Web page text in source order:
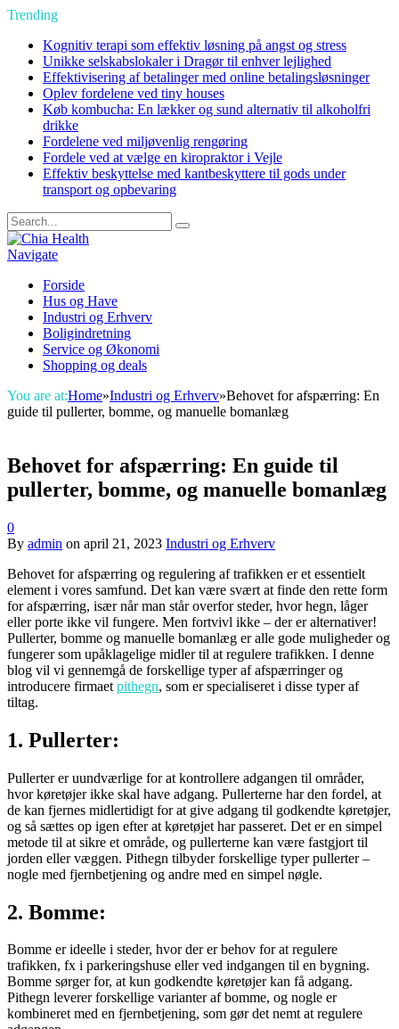
Trending
Kognitiv terapi som effektiv løsning på angst og stress
Unikke selskabslokaler i Dragør til enhver lejlighed
Effektivisering af betalinger med online betalingsløsninger
Oplev fordelene ved tiny houses
Køb kombucha: En lækker og sund alternativ til alkoholfri
drikke
Fordelene ved miljøvenlig rengøring
Fordele ved at vælge en kiropraktor i Vejle
Effektiv beskyttelse med kantbeskyttere til gods under
transport og opbevaring
Navigate
Forside
Hus og Have
Industri og Erhverv
Boligindretning
Service og Økonomi
Shopping og deals
You are at:Home»Industri og Erhverv»Behovet for afspærring: En
guide til pullerter, bomme, og manuelle bomanlæg
Behovet for afspærring: En guide til
pullerter, bomme, og manuelle bomanlæg
0
By admin on april 21, 2023 Industri og Erhverv
Behovet for afspærring og regulering af trafikken er et essentielt
element i vores samfund. Det kan være svært at finde den rette form
for afspærring, især når man står overfor steder, hvor hegn, låger
eller porte ikke vil fungere. Men fortvivl ikke – der er alternativer!
Pullerter, bomme og manuelle bomanlæg er alle gode muligheder og
fungerer som upåklagelige midler til at regulere trafikken. I denne
blog vil vi gennemgå de forskellige typer af afspærringer og
introducere firmaet pithegn, som er specialiseret i disse typer af
tiltag.
1. Pullerter:
Pullerter er uundværlige for at kontrollere adgangen til områder,
hvor køretøjer ikke skal have adgang. Pullerterne har den fordel, at
de kan fjernes midlertidigt for at give adgang til godkendte køretøjer,
og så sættes op igen efter at køretøjet har passeret. Det er en simpel
metode til at sikre et område, og pullerterne kan være fastgjort til
jorden eller væggen. Pithegn tilbyder forskellige typer pullerter –
nogle med fjernbetjening og andre med en simpel nøgle.
2. Bomme:
Bomme er ideelle i steder, hvor der er behov for at regulere
trafikken, fx i parkeringshuse eller ved indgangen til en bygning.
Bomme sørger for, at kun godkendte køretøjer kan få adgang.
Pithegn leverer forskellige varianter af bomme, og nogle er
kombineret med en fjernbetjening, som gør det nemt at regulere